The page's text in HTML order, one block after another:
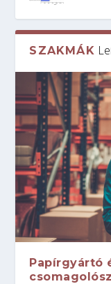
SZAKMÁK
Papírgyártó